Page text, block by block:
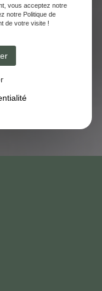
vous acceptez notre
notre Politique de
de votre visite !